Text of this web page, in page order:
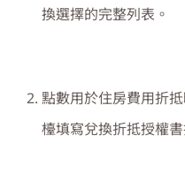
換選擇的完整列表。
點數用於住房費用折
檯填寫兌換折抵授權書